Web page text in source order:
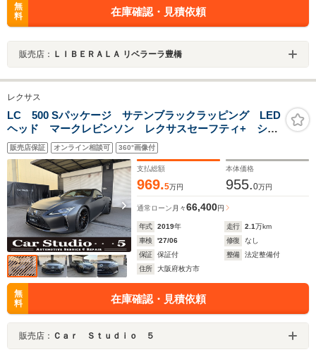
無
料
在庫確認・見積依頼
販売店： ＬＩＢＥＲＡＬＡ リベラーラ豊橋
レクサス
LC 500 Sパッケージ サテンブラックラッピング LED
ヘッド マークレビンソン レクサスセーフティ+ シー
トベンチレーション アクティブスポイラー Frドラレ
コ レーダー TWS21インチAW
販売店保証 オンライン相談可 360°画像付
支払総額
969.5万円
本体価格
955.0万円
通常ローン 月々66,400円
年式 2019年 走行 2.1万km
車検
'27/06 修復
なし
保証
保証付 整備
法定整備付
住所
大阪府枚方市
無
料
在庫確認・見積依頼
販売店： Ｃａｒ Ｓｔｕｄｉｏ ５